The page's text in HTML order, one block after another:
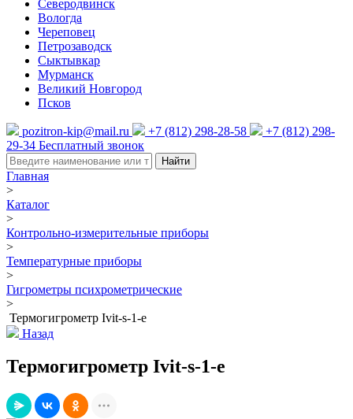
Северодвинск
Вологда
Череповец
Петрозаводск
Сыктывкар
Мурманск
Великий Новгород
Псков
pozitron-kip@mail.ru +7 (812) 298-28-58
+7 (812) 298-
29-34 Бесплатный звонок
Найти
Главная
>
Каталог
>
Контрольно-измерительные приборы
>
Температурные приборы
>
Гигрометры психрометрические
>
Термогигрометр Ivit-s-1-e
Назад
Термогигрометр Ivit-s-1-e